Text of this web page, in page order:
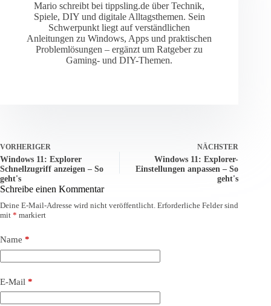
Mario schreibt bei tippsling.de über Technik,
Spiele, DIY und digitale Alltagsthemen. Sein
Schwerpunkt liegt auf verständlichen
Anleitungen zu Windows, Apps und praktischen
Problemlösungen – ergänzt um Ratgeber zu
Gaming- und DIY-Themen.
VORHERIGER
Windows 11: Explorer
Schnellzugriff anzeigen – So
geht's
NÄCHSTER
Windows 11: Explorer-
Einstellungen anpassen – So
geht's
Schreibe einen Kommentar
Deine E-Mail-Adresse wird nicht veröffentlicht. Erforderliche Felder sind
mit * markiert
Name *
E-Mail *